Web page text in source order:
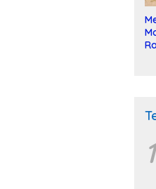
1